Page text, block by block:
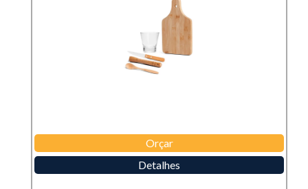
Orçar
Detalhes